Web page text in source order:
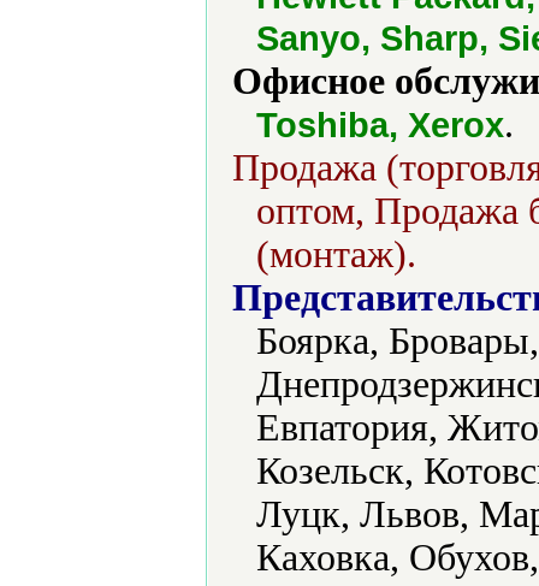
Sanyo, Sharp,
Офисное
Toshiba, Xerox.
Продажа
оптом, Продажа
(монтаж).
Боярка,
Евпатория,
Козельск,
Луцк, Львов,
Каховка,